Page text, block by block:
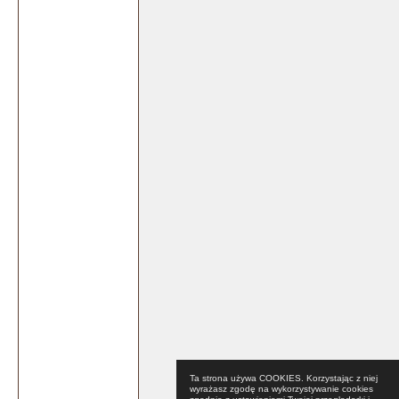
Ta strona używa COOKIES. Korzystając z niej
wyrażasz zgodę na wykorzystywanie cookies